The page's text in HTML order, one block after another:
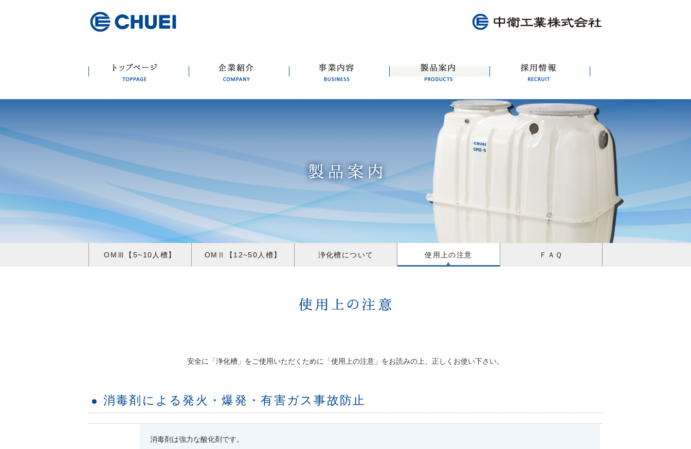
OMⅢ【5~10人槽】 OMⅡ【12~50人槽】 浄化槽について 使用上の注意 ＦＡＱ
安全に「浄化槽」をご使用いただくために「使用上の注意」をお読みの上、正しくお使い下さい。
● 消毒剤による発火・爆発・有害ガス事故防止
消毒剤は強力な酸化剤です。